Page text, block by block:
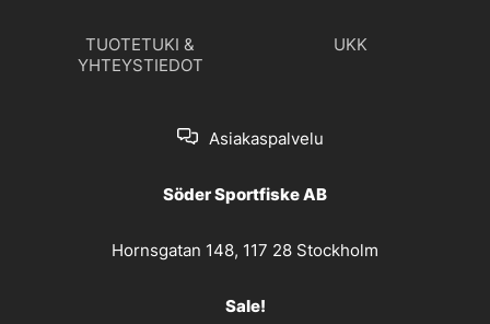
TUOTETUKI &
YHTEYSTIEDOT
UKK
Asiakaspalvelu
Söder Sportfiske AB
Hornsgatan 148, 117 28 Stockholm
Sale!